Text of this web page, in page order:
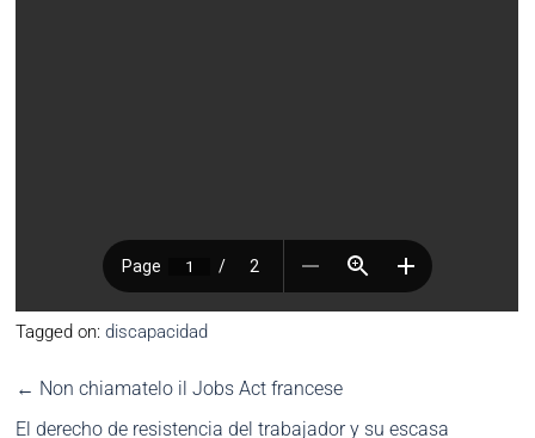
Tagged on:discapacidad
← Non chiamatelo il Jobs Act francese
El derecho de resistencia del trabajador y su escasa